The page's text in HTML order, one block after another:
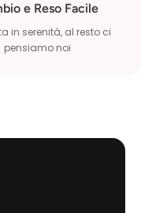
e Reso Facile
in serenità, al resto ci
pensiamo noi